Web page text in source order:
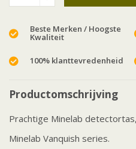
Beste Merken / Hoogste
Kwaliteit
100% klanttevredenheid
Productomschrijving
Prachtige Minelab
Minelab Vanquish series.